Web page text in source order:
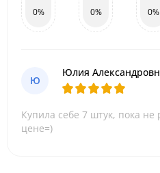
0% 0% 0%
Ю
Юлия
Купила себе 7 штук, пока не
цене=)